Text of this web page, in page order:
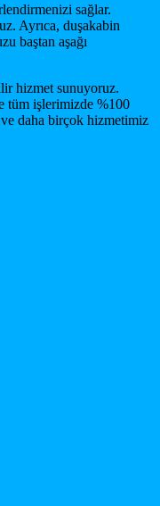
sağlar.
Ayrıca, duşakabin
baştan aşağı
hizmet sunuyoruz.
tüm işlerimizde %100
ve daha birçok hizmetimiz